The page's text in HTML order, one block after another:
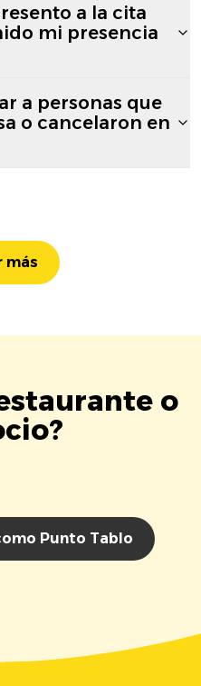
a la cita
mi presencia
a personas que
o cancelaron en
más
o
Punto Tablo